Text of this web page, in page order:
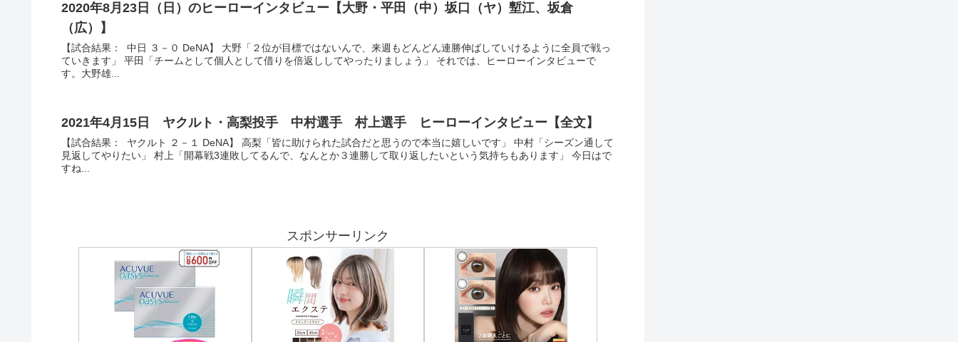
2020年8月23日（日）のヒーローインタビュー【大野・平田（中）坂口（ヤ）塹江、坂倉
（広）】
【試合結果： 中日 ３－０ DeNA】 大野「２位が目標ではないんで、来週もどんどん連勝伸ばしていけるように全員で戦っ
ていきます」 平田「チームとして個人として借りを倍返ししてやったりましょう」 それでは、ヒーローインタビューで
す。大野雄...
2021年4月15日 ヤクルト・高梨投手 中村選手 村上選手 ヒーローインタビュー【全文】
【試合結果： ヤクルト ２－１ DeNA】 高梨「皆に助けられた試合だと思うので本当に嬉しいです」 中村「シーズン通して
見返してやりたい」 村上「開幕戦3連敗してるんで、なんとか３連勝して取り返したいという気持ちもあります」 今日はで
すね...
スポンサーリンク